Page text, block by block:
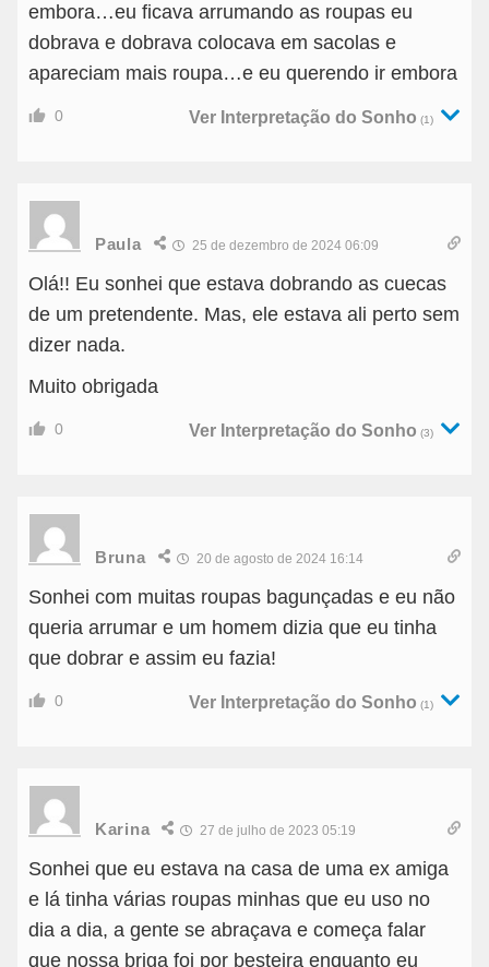
embora…eu ficava arrumando as roupas eu
dobrava e dobrava colocava em sacolas e
apareciam mais roupa…e eu querendo ir embora
0 Ver Interpretação do Sonho (1)
Paula 25 de dezembro de 2024 06:09
Olá!! Eu sonhei que estava dobrando as cuecas
de um pretendente. Mas, ele estava ali perto sem
dizer nada.
Muito obrigada
0 Ver Interpretação do Sonho (3)
Bruna 20 de agosto de 2024 16:14
Sonhei com muitas roupas bagunçadas e eu não
queria arrumar e um homem dizia que eu tinha
que dobrar e assim eu fazia!
0 Ver Interpretação do Sonho (1)
Karina 27 de julho de 2023 05:19
Sonhei que eu estava na casa de uma ex amiga
e lá tinha várias roupas minhas que eu uso no
dia a dia, a gente se abraçava e começa falar
que nossa briga foi por besteira enquanto eu